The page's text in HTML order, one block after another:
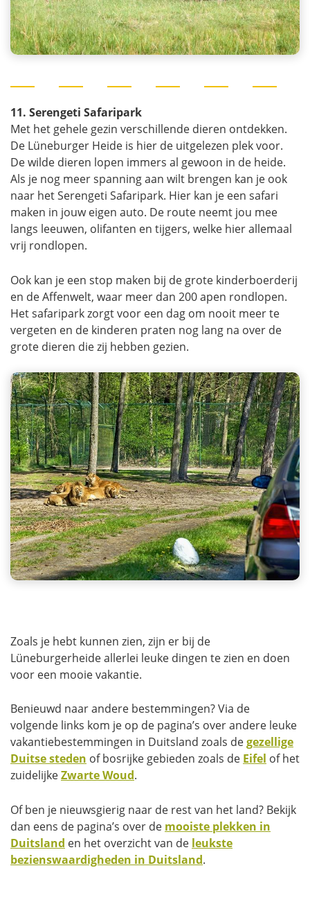
11. Serengeti Safaripark
Met het gehele gezin verschillende dieren ontdekken.
De Lüneburger Heide is hier de uitgelezen plek voor.
De wilde dieren lopen immers al gewoon in de heide.
Als je nog meer spanning aan wilt brengen kan je ook
naar het Serengeti Safaripark. Hier kan je een safari
maken in jouw eigen auto. De route neemt jou mee
langs leeuwen, olifanten en tijgers, welke hier allemaal
vrij rondlopen.
Ook kan je een stop maken bij de grote kinderboerderij
en de Affenwelt, waar meer dan 200 apen rondlopen.
Het safaripark zorgt voor een dag om nooit meer te
vergeten en de kinderen praten nog lang na over de
grote dieren die zij hebben gezien.
Zoals je hebt kunnen zien, zijn er bij de
Lüneburgerheide allerlei leuke dingen te zien en doen
voor een mooie vakantie.
Benieuwd naar andere bestemmingen? Via de
volgende links kom je op de pagina’s over andere leuke
vakantiebestemmingen in Duitsland zoals degezellige
Duitse steden of bosrijke gebieden zoals de Eifel of het
zuidelijkeZwarte Woud.
Of ben je nieuwsgierig naar de rest van het land? Bekijk
dan eens de pagina’s over de mooiste plekken in
Duitsland en het overzicht van de leukste
bezienswaardigheden in Duitsland.